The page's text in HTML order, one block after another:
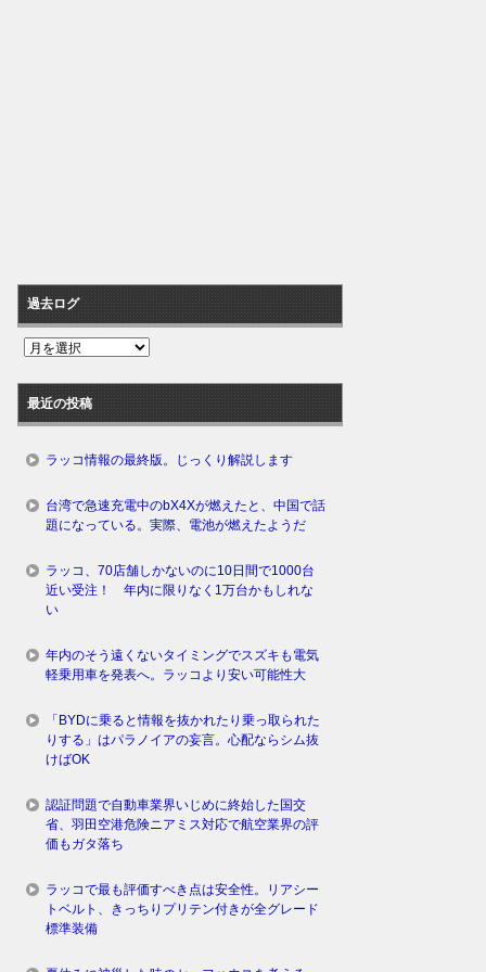
過去ログ
過
ロ
グ
最近の投稿
ラッコ情報の最終版。じっくり解説します
台湾で急速充電中のbX4Xが燃えたと、中国で話
題になっている。実際、電池が燃えたようだ
ラッコ、70店舗しかないのに10日間で1000台
近い受注！ 年内に限りなく1万台かもしれな
い
年内のそう遠くないタイミングでスズキも電気
軽乗用車を発表へ。ラッコより安い可能性大
「BYDに乗ると情報を抜かれたり乗っ取られた
りする」はパラノイアの妄言。心配ならシム抜
けばOK
認証問題で自動車業界いじめに終始した国交
省、羽田空港危険ニアミス対応で航空業界の評
価もガタ落ち
ラッコで最も評価すべき点は安全性。リアシー
トベルト、きっちりプリテン付きが全グレード
標準装備